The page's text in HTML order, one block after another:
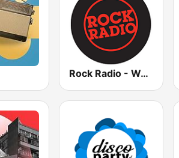
Rock Radio - Warszawa